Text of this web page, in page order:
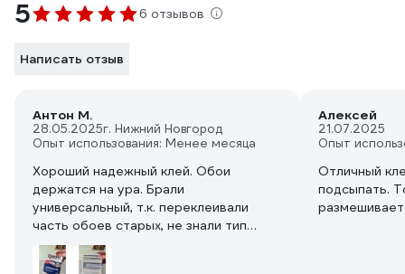
5 6 отзывов
Написать отзыв
Антон М.
28.05.2025г. Нижний Новгород
Опыт использования: Менее месяца
Хороший надежный клей. Обои
держатся на ура. Брали
универсальный, т.к. переклеивали
часть обоев старых, не знали тип
обоев. Все отлично приклеилось.
Алексей
21.07.2025
Опыт
Отличный
подсыпать.